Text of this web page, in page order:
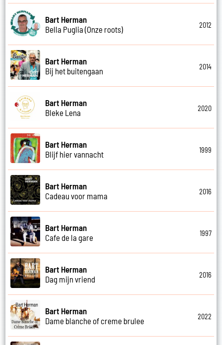
Bart Herman
Bella Puglia (Onze roots)
2012
Bart Herman
Bij het buitengaan
2014
Bart Herman
Bleke Lena
2020
Bart Herman
Blijf hier vannacht
1999
Bart Herman
Cadeau voor mama
2016
Bart Herman
Cafe de la gare
1997
Bart Herman
Dag mijn vriend
2016
Bart Herman
Dame blanche of creme brulee
2022